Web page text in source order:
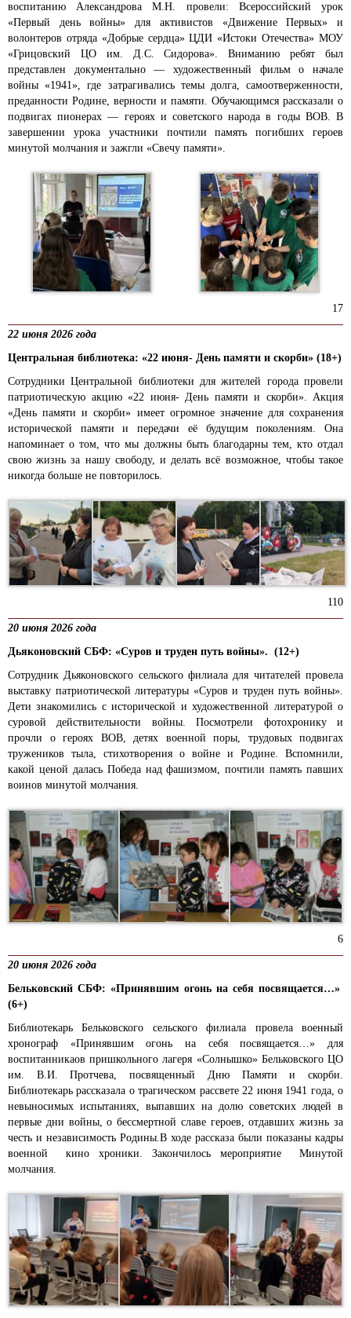
воспитанию Александрова М.Н. провели: Всероссийский урок
«Первый день войны» для активистов «Движение Первых» и
волонтеров отряда «Добрые сердца» ЦДИ «Истоки Отечества» МОУ
«Грицовский ЦО им. Д.С. Сидорова». Вниманию ребят был
представлен документально — художественный фильм о начале
войны «1941», где затрагивались темы долга, самоотверженности,
преданности Родине, верности и памяти. Обучающимся рассказали о
подвигах пионерах — героях и советского народа в годы ВОВ. В
завершении урока участники почтили память погибших героев
минутой молчания и зажгли «Свечу памяти».
17
22 июня 2026 года
Центральная библиотека: «22 июня- День памяти и скорби» (18+)
Сотрудники Центральной библиотеки для жителей города провели
патриотическую акцию «22 июня- День памяти и скорби». Акция
«День памяти и скорби» имеет огромное значение для сохранения
исторической памяти и передачи её будущим поколениям. Она
напоминает о том, что мы должны быть благодарны тем, кто отдал
свою жизнь за нашу свободу, и делать всё возможное, чтобы такое
никогда больше не повторилось.
110
20 июня 2026 года
Дьяконовский СБФ: «Суров и труден путь войны». (12+)
Сотрудник Дьяконовского сельского филиала для читателей провела
выставку патриотической литературы «Суров и труден путь войны».
Дети знакомились с исторической и художественной литературой о
суровой действительности войны. Посмотрели фотохронику и
прочли о героях ВОВ, детях военной поры, трудовых подвигах
тружеников тыла, стихотворения о войне и Родине. Вспомнили,
какой ценой далась Победа над фашизмом, почтили память павших
воинов минутой молчания.
6
20 июня 2026 года
Бельковский СБФ: «Принявшим огонь на себя посвящается…»
(6+)
Библиотекарь Бельковского сельского филиала провела военный
хронограф «Принявшим огонь на себя посвящается…» для
воспитанникаов пришкольного лагеря «Солнышко» Бельковского ЦО
им. В.И. Протчева, посвященный Дню Памяти и скорби.
Библиотекарь рассказала о трагическом рассвете 22 июня 1941 года, о
невыносимых испытаниях, выпавших на долю советских людей в
первые дни войны, о бессмертной славе героев, отдавших жизнь за
честь и независимость Родины.В ходе рассказа были показаны кадры
военной кино хроники. Закончилось мероприятие Минутой
молчания.